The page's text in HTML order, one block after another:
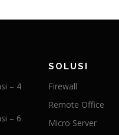
– 4
– 6
SOLUSI
Firewall
Remote Office
Micro Server